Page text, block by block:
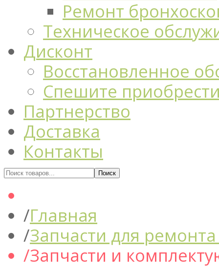
Ремонт
Техническое
Дисконт
Восстановленное
Спешите
Партнерство
Доставка
Контакты
Главная
Запчасти для
Запчасти и